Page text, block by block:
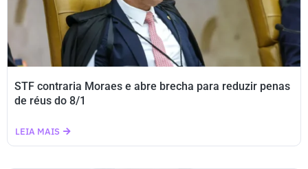
STF contraria Moraes e abre brecha para reduzir penas
de réus do 8/1
LEIA MAIS